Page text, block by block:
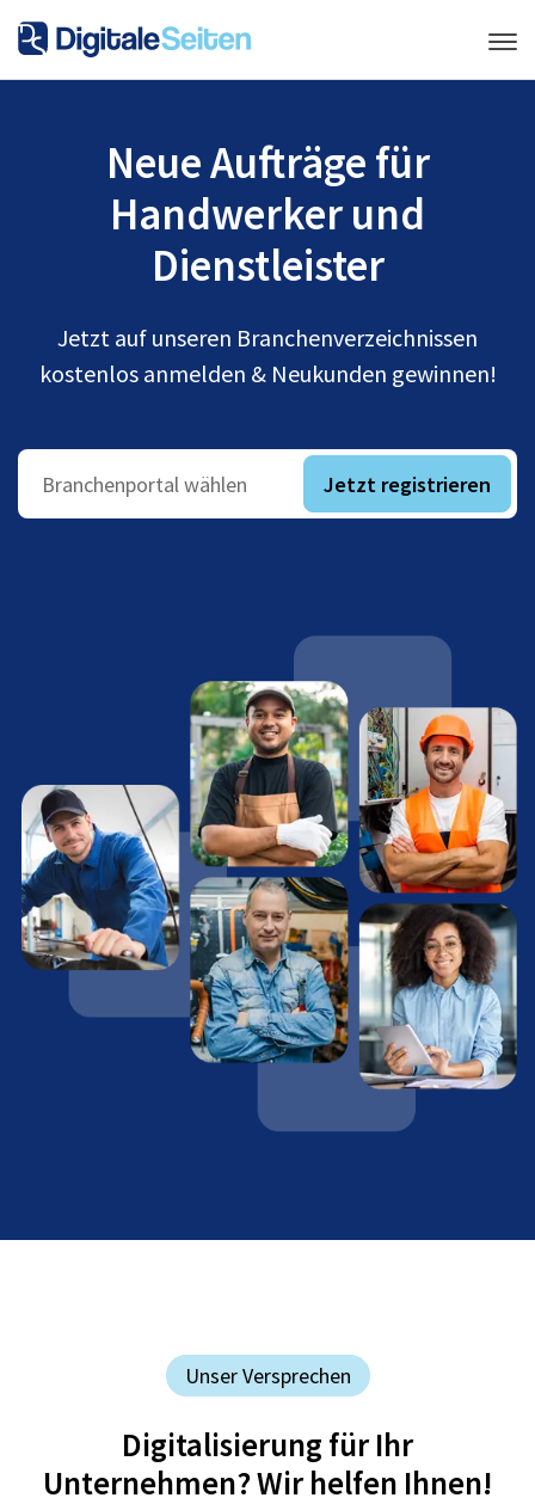
Neue Aufträge für
Handwerker und
Dienstleister
Jetzt auf unseren Branchenverzeichnissen
kostenlos anmelden & Neukunden gewinnen!
Branchenportal wählen Jetzt registrieren
Unser Versprechen
Digitalisierung für Ihr
Unternehmen? Wir helfen Ihnen!